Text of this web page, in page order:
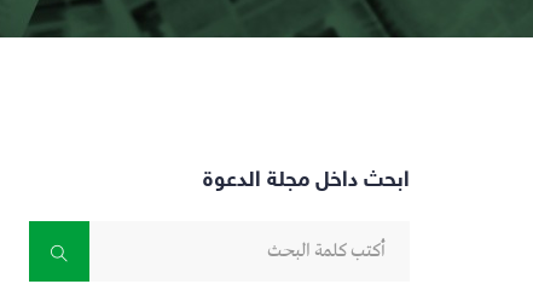
ابحث داخل مجلة الدعوة